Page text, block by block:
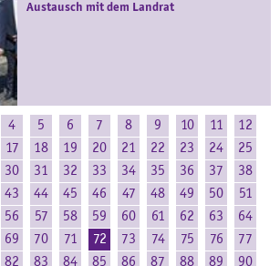
Austausch mit dem Landrat
4 5 6 7 8 9 10 11
12
17 18 19 20 21 22 23 24
25
30 31 32 33 34 35 36 37
38
43 44 45 46 47 48 49 50
51
56 57 58 59 60 61 62 63
64
69 70 71 72 73 74 75 76
77
82 83 84 85 86 87 88 89 90